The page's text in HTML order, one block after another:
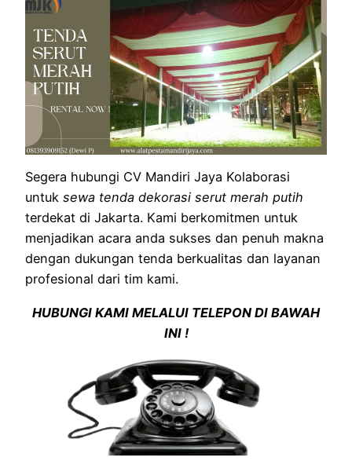
Segera hubungi CV Mandiri Jaya Kolaborasi
untuk sewa tenda dekorasi serut merah putih
terdekat di Jakarta. Kami berkomitmen untuk
menjadikan acara anda sukses dan penuh makna
dengan dukungan tenda berkualitas dan layanan
profesional dari tim kami.
HUBUNGI KAMI MELALUI TELEPON DI BAWAH
INI !